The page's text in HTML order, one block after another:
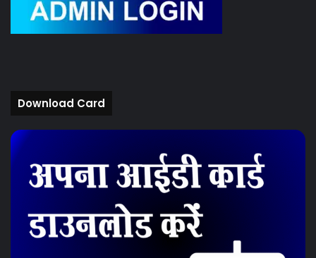
Download Card